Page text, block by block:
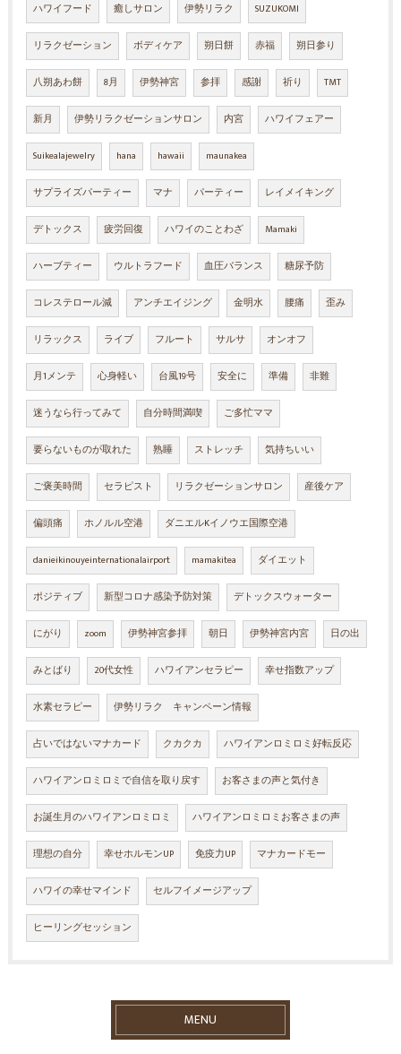
ハワイフード 癒しサロン 伊勢リラク SUZUKOMI
リラクゼーション ボディケア 朔日餅 赤福 朔日参り
八朔あわ餅 8月 伊勢神宮 参拝 感謝 祈り TMT
新月 伊勢リラクゼーションサロン 内宮 ハワイフェアー
Suikealajewelry hana hawaii maunakea
サプライズパーティー マナ パーティー レイメイキング
デトックス 疲労回復 ハワイのことわざ Mamaki
ハーブティー ウルトラフード 血圧バランス 糖尿予防
コレステロール減 アンチエイジング 金明水 腰痛 歪み
リラックス ライブ フルート サルサ オンオフ
月1メンテ 心身軽い 台風19号 安全に 準備 非難
迷うなら行ってみて 自分時間満喫 ご多忙ママ
要らないものが取れた 熟睡 ストレッチ 気持ちいい
ご褒美時間 セラピスト リラクゼーションサロン 産後ケア
偏頭痛 ホノルル空港 ダニエルKイノウエ国際空港
danieikinouyeinternationalairport mamakitea ダイエット
ポジティブ 新型コロナ感染予防対策 デトックスウォーター
にがり zoom 伊勢神宮参拝 朝日 伊勢神宮内宮 日の出
みとばり 20代女性 ハワイアンセラピー 幸せ指数アップ
水素セラピー 伊勢リラク キャンペーン情報
占いではないマナカード クカクカ ハワイアンロミロミ好転反応
ハワイアンロミロミで自信を取り戻す お客さまの声と気付き
お誕生月のハワイアンロミロミ ハワイアンロミロミお客さまの声
理想の自分 幸せホルモンUP 免疫力UP マナカードモー
ハワイの幸せマインド セルフイメージアップ
ヒーリングセッション
MENU